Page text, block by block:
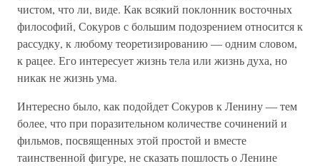
чистом, что ли, виде. Как всякий поклонник восточных
философий, Сокуров с большим подозрением относится к
рассудку, к любому теоретизированию — одним словом,
к рацее. Его интересует жизнь тела или жизнь духа, но
никак не жизнь ума.
Интересно было, как подойдет Сокуров к Ленину — тем
более, что при поразительном количестве сочинений и
фильмов, посвященных этой простой и вместе
таинственной фигуре, не сказать пошлость о Ленине